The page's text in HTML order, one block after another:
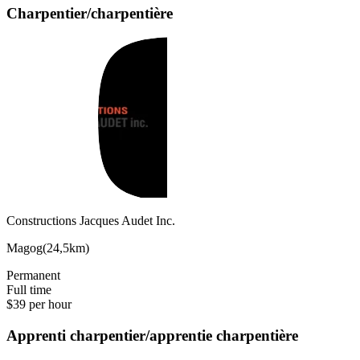
Charpentier/charpentière
Constructions Jacques Audet Inc.
Magog(24,5km)
Permanent
Full time
$39 per hour
Apprenti charpentier/apprentie charpentière